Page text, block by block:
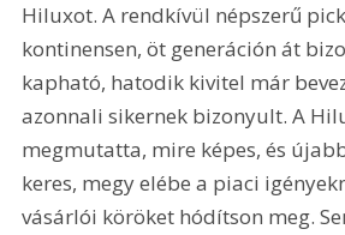
Hiluxot. A rendkívül népszerű
kontinensen, öt generáción át
kapható, hatodik kivitel már
azonnali sikernek bizonyult. A
megmutatta, mire képes, és
keres, megy elébe a piaci
vásárlói köröket hódítson meg.